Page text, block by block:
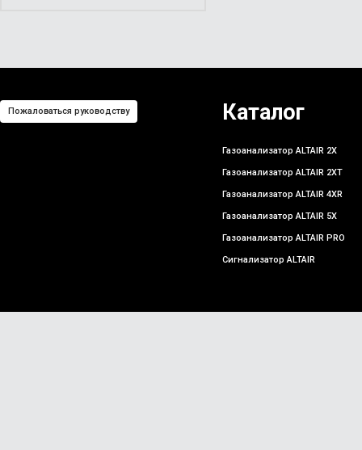
Пожаловаться руководству Каталог
Газоанализатор ALTAIR 2X
Газоанализатор ALTAIR 2XT
Газоанализатор ALTAIR 4XR
Газоанализатор ALTAIR 5X
Газоанализатор ALTAIR PRO
Сигнализатор ALTAIR